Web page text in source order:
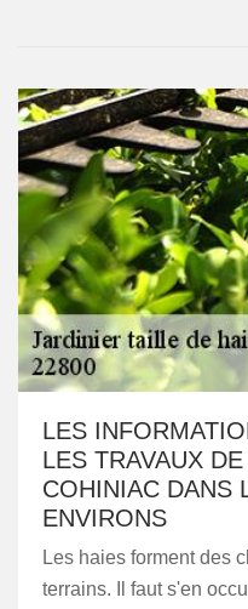
LES
LES TRAVAUX
COHINIAC DANS
ENVIRONS
Les haies forment des
terrains. Il faut s'en